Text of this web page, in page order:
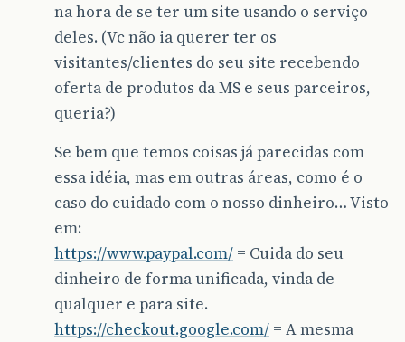
na hora de se ter um site usando o serviço
deles. (Vc não ia querer ter os
visitantes/clientes do seu site recebendo
oferta de produtos da MS e seus parceiros,
queria?)
Se bem que temos coisas já parecidas com
essa idéia, mas em outras áreas, como é o
caso do cuidado com o nosso dinheiro… Visto
em:
https://www.paypal.com/ = Cuida do seu
dinheiro de forma unificada, vinda de
qualquer e para site.
https://checkout.google.com/ = A mesma